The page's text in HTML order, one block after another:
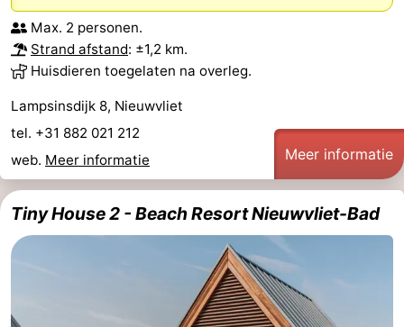
Zwinhoeve
Last
minutes
Strand
Zien
&
doen
Bezienswaardigheden
-
Musea
-
Monumenten
-
Max. 2 personen.
Strand afstand: ±1,2 km.
Huisdieren toegelaten na overleg.
Lampsinsdijk 8, Nieuwvliet
tel. +31 882 021 212
web. Meer informatie Meer informatie
Tiny House 2 - Beach Resort Nieuwvliet-Bad